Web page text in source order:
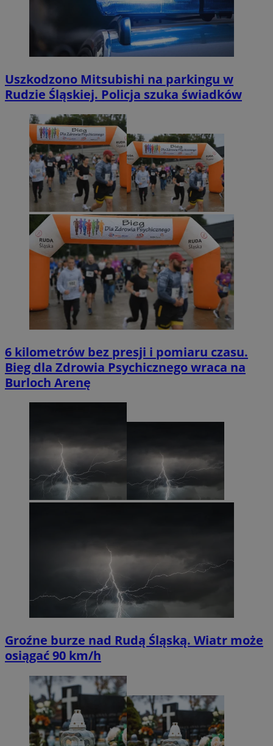
Uszkodzono Mitsubishi na parkingu w
Rudzie Śląskiej. Policja szuka świadków
6 kilometrów bez presji i pomiaru czasu.
Bieg dla Zdrowia Psychicznego wraca na
Burloch Arenę
Groźne burze nad Rudą Śląską. Wiatr może
osiągać 90 km/h